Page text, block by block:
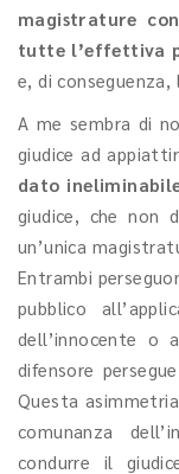
magistrature
tutte l’effettiva
e, di
A me sembra di
giudice ad
dato
giudice, che non
un’unica
Entrambi
pubblico
dell’innocente o
difensore
Questa
comunanza
condurre il